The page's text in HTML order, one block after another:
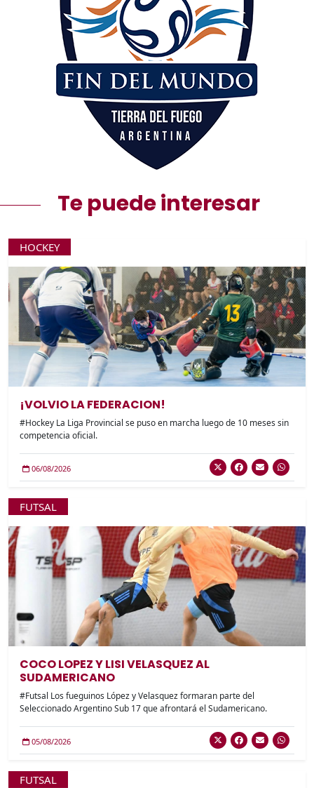
Te puede interesar
HOCKEY
¡VOLVIO LA FEDERACION!
#Hockey La Liga Provincial se puso en marcha luego de 10 meses sin
competencia oficial.
06/08/2026
FUTSAL
COCO LOPEZ Y LISI VELASQUEZ AL
SUDAMERICANO
#Futsal Los fueguinos López y Velasquez formaran parte del
Seleccionado Argentino Sub 17 que afrontará el Sudamericano.
05/08/2026
FUTSAL